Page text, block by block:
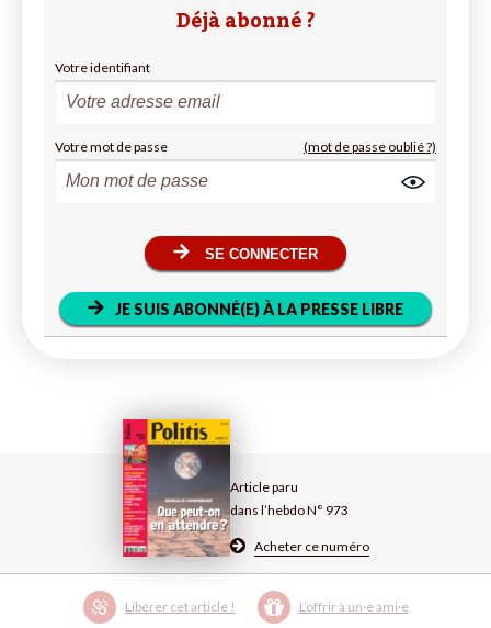
Article paru
dans l’hebdo N° 973
Acheter ce numéro
Libérer cet article ! L’offrir à un·e ami·e
Déjà abonné ?
Votre identifiant
Votre mot de passe (mot de passe oublié ?)
SE CONNECTER
JE SUIS ABONNÉ(E) À LA PRESSE LIBRE